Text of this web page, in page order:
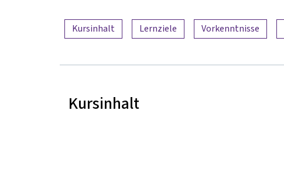
Inhaltsübersicht
Kursinhalt Lernziele Vorkenntnisse
Kursinhalt